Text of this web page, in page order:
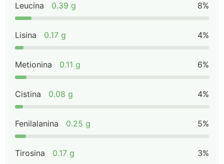
Leucina 0.39 g 8%
Lisina 0.17 g 4%
Metionina 0.11 g 6%
Cistina 0.08 g 4%
Fenilalanina 0.25 g 5%
Tirosina 0.17 g 3%